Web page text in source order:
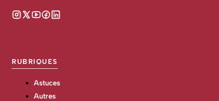
RUBRIQUES
Astuces
Autres